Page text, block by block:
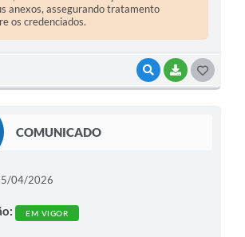
VISUALIZAR
BAIXAR
anexos, assegurando tratamento
os credenciados.
COMUNICADO
04/2026
EM VIGOR